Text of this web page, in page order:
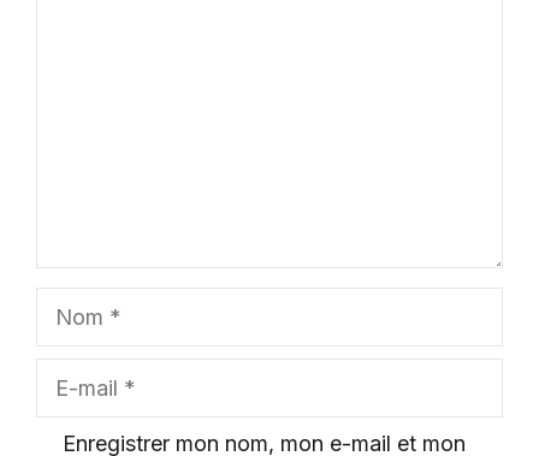
mail
Enregistrer mon nom, mon e-mail et mon